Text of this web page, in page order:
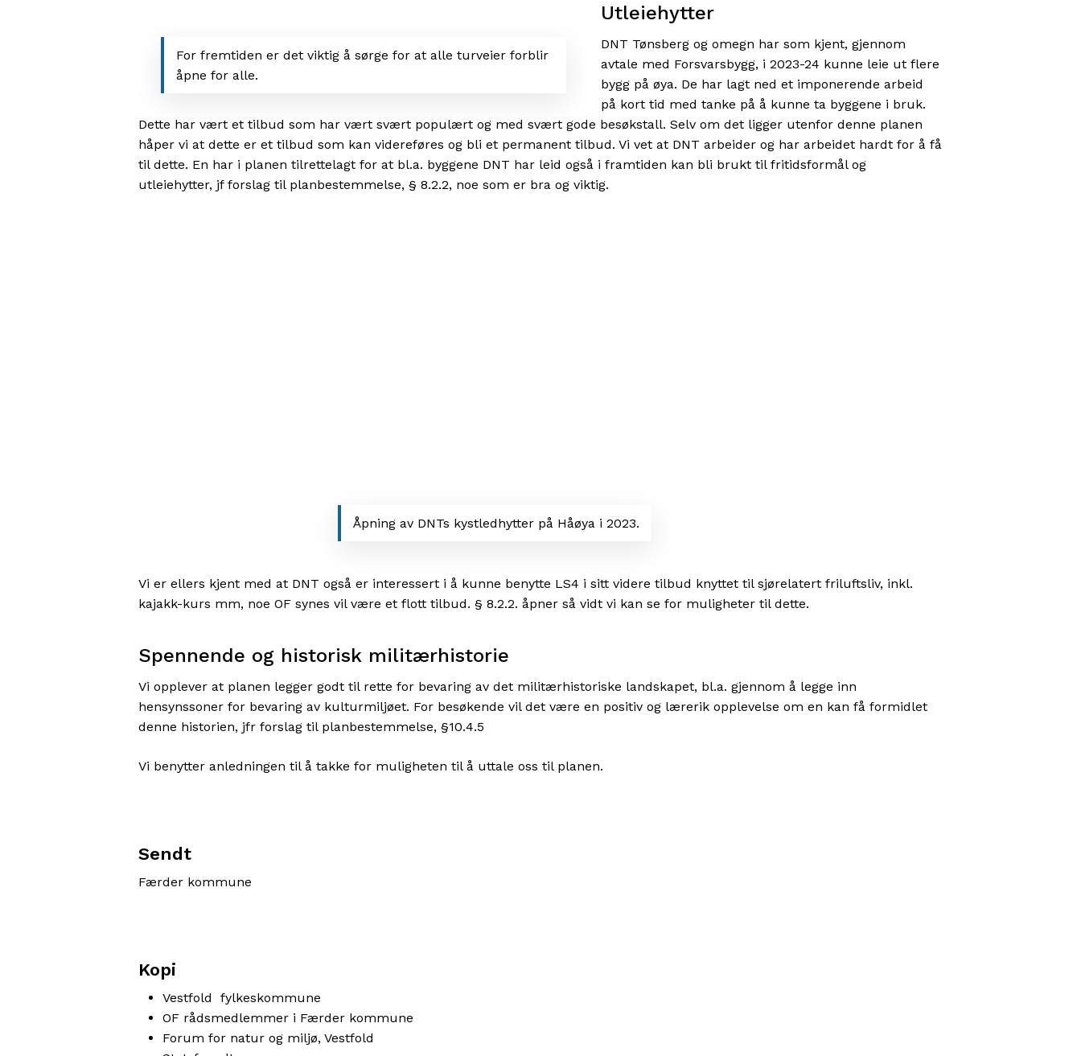
For fremtiden er det viktig å sørge for at alle turveier forblir
åpne for alle.
Utleiehytter
DNT Tønsberg og omegn har som kjent, gjennom
avtale med Forsvarsbygg, i 2023-24 kunne leie ut flere
bygg på øya. De har lagt ned et imponerende arbeid
på kort tid med tanke på å kunne ta byggene i bruk.
Dette har vært et tilbud som har vært svært populært og med svært gode besøkstall. Selv om det ligger utenfor denne planen
håper vi at dette er et tilbud som kan videreføres og bli et permanent tilbud. Vi vet at DNT arbeider og har arbeidet hardt for å få
til dette. En har i planen tilrettelagt for at bl.a. byggene DNT har leid også i framtiden kan bli brukt til fritidsformål og
utleiehytter, jf forslag til planbestemmelse, § 8.2.2, noe som er bra og viktig.
Åpning av DNTs kystledhytter på Håøya i 2023.
Vi er ellers kjent med at DNT også er interessert i å kunne benytte LS4 i sitt videre tilbud knyttet til sjørelatert friluftsliv, inkl.
kajakk-kurs mm, noe OF synes vil være et flott tilbud. § 8.2.2. åpner så vidt vi kan se for muligheter til dette.
Spennende og historisk militærhistorie
Vi opplever at planen legger godt til rette for bevaring av det militærhistoriske landskapet, bl.a. gjennom å legge inn
hensynssoner for bevaring av kulturmiljøet. For besøkende vil det være en positiv og lærerik opplevelse om en kan få formidlet
denne historien, jfr forslag til planbestemmelse, §10.4.5
Vi benytter anledningen til å takke for muligheten til å uttale oss til planen.
Sendt
Færder kommune
Kopi
Vestfold fylkeskommune
OF rådsmedlemmer i Færder kommune
Forum for natur og miljø, Vestfold